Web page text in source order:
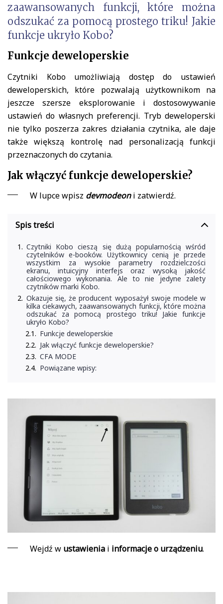
zaawansowanych funkcji, które można
odszukać za pomocą prostego triku! Jakie
funkcje ukryło Kobo?
Funkcje deweloperskie
Czytniki Kobo umożliwiają dostęp do ustawień
deweloperskich, które pozwalają użytkownikom na
jeszcze szersze eksplorowanie i dostosowywanie
ustawień do własnych preferencji. Tryb deweloperski
nie tylko poszerza zakres działania czytnika, ale daje
także większą kontrolę nad personalizacją funkcji
przeznaczonych do czytania.
Jak włączyć funkcje deweloperskie?
W lupce wpisz devmodeon i zatwierdź.
Spis treści
Czytniki Kobo cieszą się dużą popularnością wśród
czytelników e-booków. Użytkownicy cenią je przede
wszystkim za wysokie parametry rozdzielczości
ekranu, intuicyjny interfejs oraz wysoką jakość
całościowego wykonania. Ale to nie jedyne zalety
czytników marki Kobo.
Okazuje się, że producent wyposażył swoje modele w
kilka ciekawych, zaawansowanych funkcji, które można
odszukać za pomocą prostego triku! Jakie funkcje
ukryło Kobo?
Funkcje deweloperskie
Jak włączyć funkcje deweloperskie?
CFA MODE
Powiązane wpisy:
Wejdź w ustawienia i informacje o urządzeniu.